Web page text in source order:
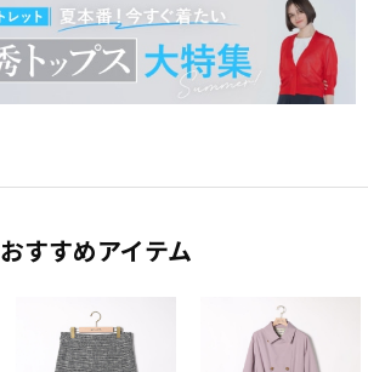
おすすめアイテム